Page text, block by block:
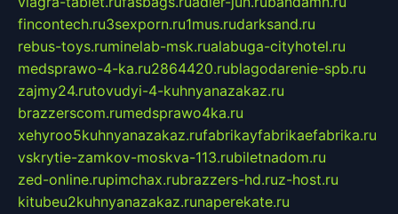
fincontech.ru3sexporn.ru1mus.rudarksand.ru
rebus-toys.ruminelab-msk.rualabuga-cityhotel.ru
medsprawo-4-ka.ru2864420.rublagodarenie-spb.ru
zajmy24.rutovudyi-4-kuhnyanazakaz.ru
brazzerscom.rumedsprawo4ka.ru
xehyroo5kuhnyanazakaz.rufabrikayfabrikaefabrika.ru
vskrytie-zamkov-moskva-113.rubiletnadom.ru
zed-online.rupimchax.rubrazzers-hd.ruz-host.ru
kitubeu2kuhnyanazakaz.runaperekate.ru